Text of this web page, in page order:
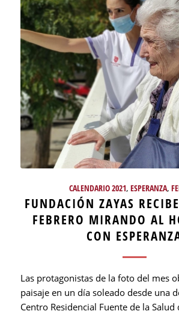
CALENDARIO 2021,ESPERANZA,
FUNDACIÓN ZAYAS
FEBRERO MIRANDO AL
CON
Las protagonistas de la foto del mes
paisaje en un día soleado desde una
Centro Residencial Fuente de la Salud